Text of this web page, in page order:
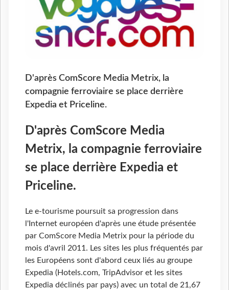
D'après ComScore Media Metrix, la
compagnie ferroviaire se place derrière
Expedia et Priceline.
D'après ComScore Media
Metrix, la compagnie ferroviaire
se place derrière Expedia et
Priceline.
Le e-tourisme poursuit sa progression dans
l'Internet européen d'après une étude présentée
par ComScore Media Metrix pour la période du
mois d'avril 2011. Les sites les plus fréquentés par
les Européens sont d'abord ceux liés au groupe
Expedia (Hotels.com, TripAdvisor et les sites
Expedia déclinés par pays) avec un total de 21,67